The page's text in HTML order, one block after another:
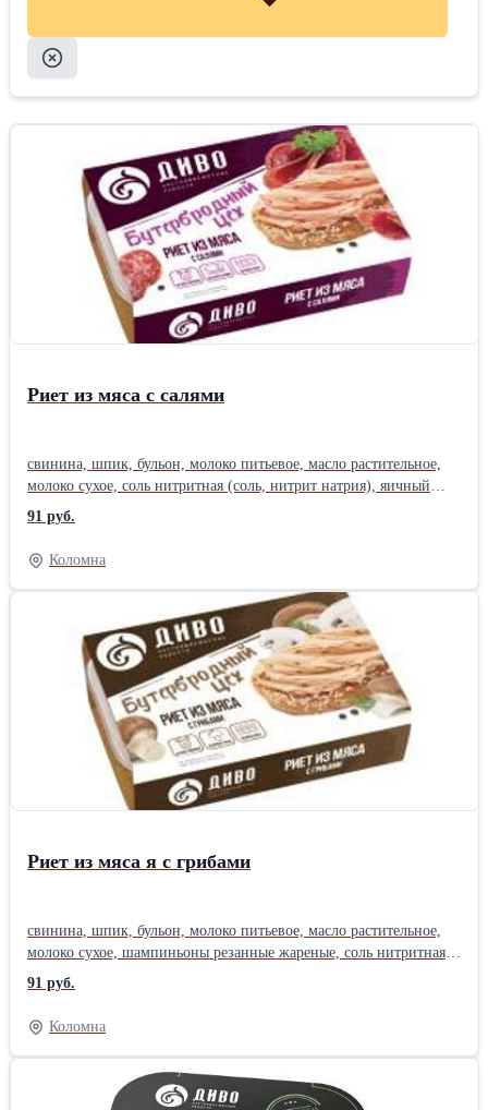
Риет из мяса с салями
свинина, шпик, бульон, молоко питьевое, масло растительное,
молоко сухое, соль нитритная (соль, нитрит натрия), яичный
порошок, колбаса сырокопченая салями (шпик, филе куриное,
мясо птицы механической обвалки, посолочно-нитритная смесь,
соль поваренная, пряности, перец чёрный, чеснок, горчица,
тмин, кориандр, перец чили), сахар, консервант сорбат калия.
91 руб.
Коломна
Риет из мяса я с грибами
свинина, шпик, бульон, молоко питьевое, масло растительное,
молоко сухое, шампиньоны резанные жареные, соль нитритная
(соль, нитрит натрия), яичный порошок, сахар, консервант
сорбат калия.
91 руб.
Коломна